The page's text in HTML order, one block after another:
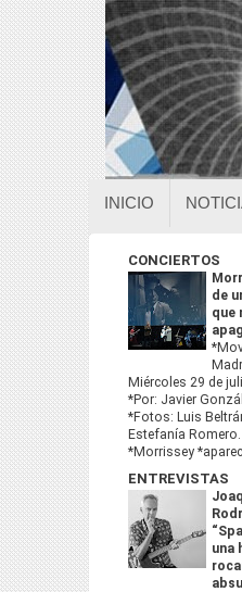
INICIO
CONCIERTOS
de
que
Miércoles 29 de
*Por: Javier
*Fotos: Luis
Estefanía
*Morrissey
ENTREVISTAS
una